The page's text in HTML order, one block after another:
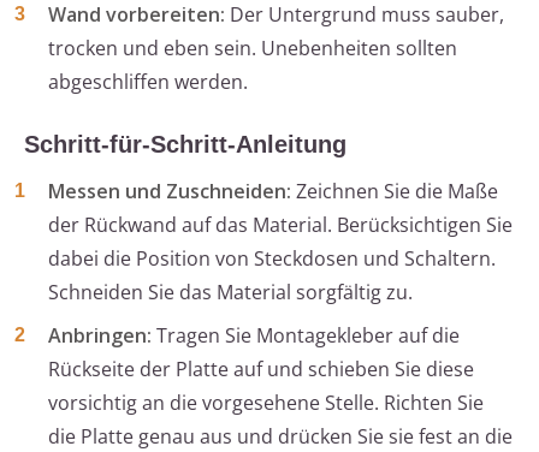
Wand vorbereiten: Der Untergrund muss sauber,
trocken und eben sein. Unebenheiten sollten
abgeschliffen werden.
Schritt-für-Schritt-Anleitung
Messen und Zuschneiden: Zeichnen Sie die Maße
der Rückwand auf das Material. Berücksichtigen Sie
dabei die Position von Steckdosen und Schaltern.
Schneiden Sie das Material sorgfältig zu.
Anbringen: Tragen Sie Montagekleber auf die
Rückseite der Platte auf und schieben Sie diese
vorsichtig an die vorgesehene Stelle. Richten Sie
die Platte genau aus und drücken Sie sie fest an die